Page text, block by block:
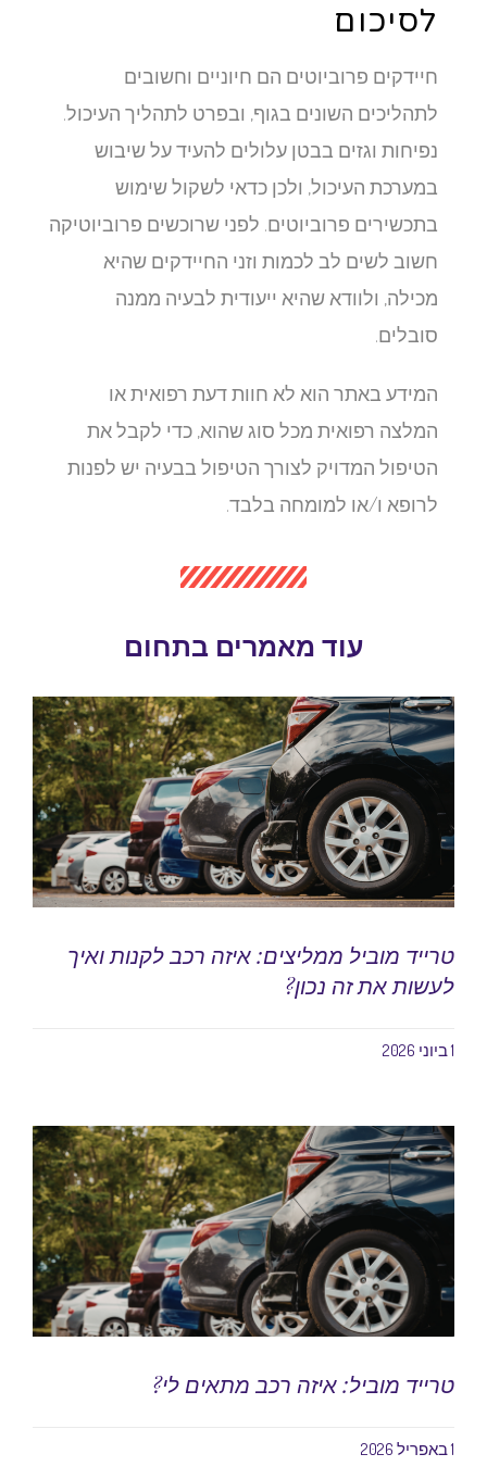
לסיכום
חיידקים פרוביוטים הם חיוניים וחשובים
לתהליכים השונים בגוף, ובפרט לתהליך העיכול.
נפיחות וגזים בבטן עלולים להעיד על שיבוש
במערכת העיכול, ולכן כדאי לשקול שימוש
בתכשירים פרוביוטים. לפני שרוכשים פרוביוטיקה
חשוב לשים לב לכמות וזני החיידקים שהיא
מכילה, ולוודא שהיא ייעודית לבעיה ממנה
סובלים.
המידע באתר הוא לא חוות דעת רפואית או
המלצה רפואית מכל סוג שהוא, כדי לקבל את
הטיפול המדויק לצורך הטיפול בבעיה יש לפנות
לרופא ו/או למומחה בלבד.
עוד מאמרים בתחום
טרייד מוביל ממליצים: איזה רכב לקנות ואיך
לעשות את זה נכון?
טרייד מוביל: איזה רכב מתאים לי?